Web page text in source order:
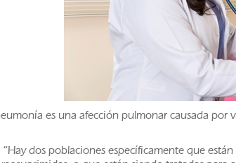
es una afección pulmonar causada
“Hay dos poblaciones específicamente que